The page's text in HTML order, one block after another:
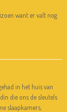
want er valt nog
in het huis van
die ons de sleutels
slaapkamers,